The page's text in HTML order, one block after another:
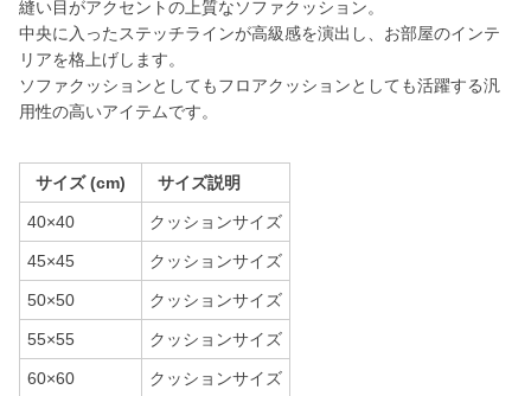
縫い目がアクセントの上質なソファクッション。
中央に入ったステッチラインが高級感を演出し、お部屋のインテ
リアを格上げします。
ソファクッションとしてもフロアクッションとしても活躍する汎
用性の高いアイテムです。
サイズ (cm) サイズ説明
40×40 クッションサイズ
45×45 クッションサイズ
50×50 クッションサイズ
55×55 クッションサイズ
60×60 クッションサイズ